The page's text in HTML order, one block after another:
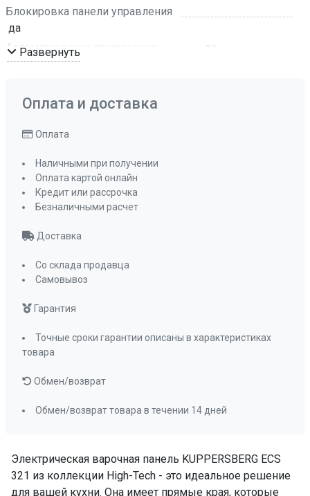
Блокировка панели управления
да
Автоматическое отключение
да
Размер ниши для встраивания (ШхГ), мм
Таймер
Управление
Мощность конфорок, кВт: передняя
1,2 кВт
1,0 кВт , 2,0 кВт
Диаметр зон, мм. передняя
Диаметр зон, мм. задняя
ПРОМО Скидка
=12453.00
Развернуть
Электрическая варочная панель KUPPERSBERG ECS
321 из коллекции High-Tech - это идеальное решение
для вашей кухни. Она имеет прямые края, которые
Оплата и доставка
Оплата
Наличными при получении
Оплата картой онлайн
Кредит или рассрочка
Безналичными расчет
Доставка
Со склада продавца
Самовывоз
Гарантия
Точные сроки гарантии описаны в характеристиках
товара
Обмен/возврат
Обмен/возврат товара в течении 14 дней